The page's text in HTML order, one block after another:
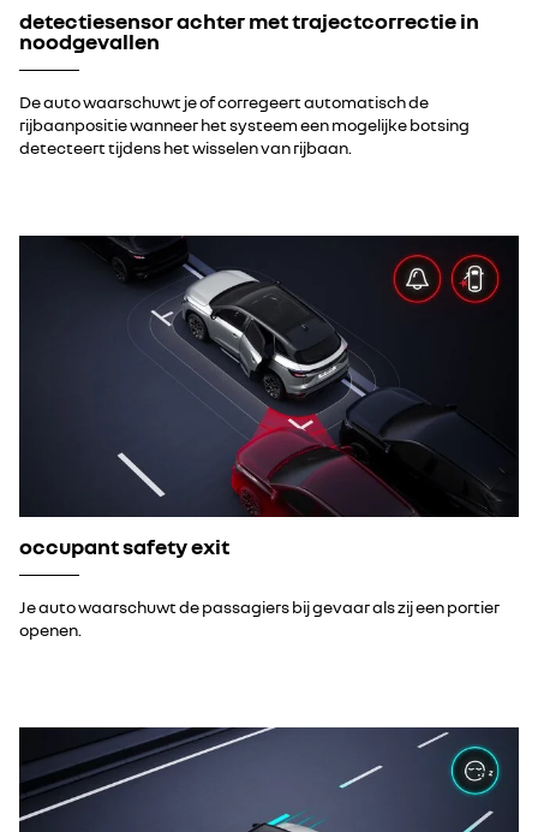
detectiesensor achter met trajectcorrectie in
noodgevallen
De auto waarschuwt je of corregeert automatisch de
rijbaanpositie wanneer het systeem een mogelijke botsing
detecteert tijdens het wisselen van rijbaan.
occupant safety exit
Je auto waarschuwt de passagiers bij gevaar als zij een portier
openen.